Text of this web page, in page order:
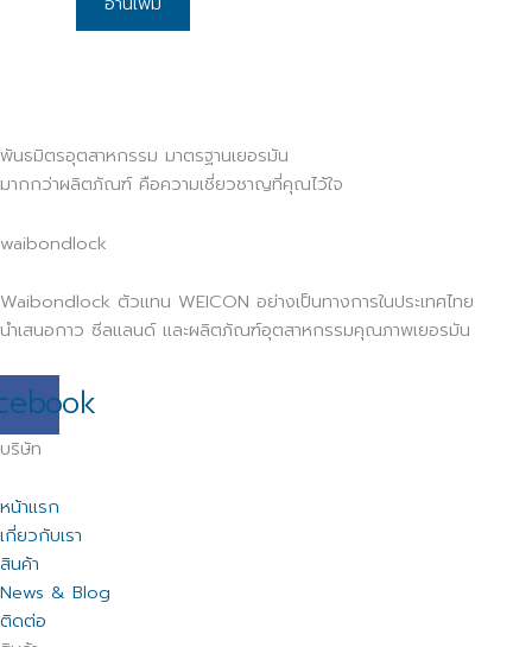
พันธมิตรอุตสาหกรรม มาตรฐานเยอรมัน
มากกว่าผลิตภัณฑ์ คือความเชี่ยวชาญที่คุณไว้ใจ
waibondlock
Waibondlock ตัวแทน WEICON อย่างเป็นทางการในประเทศไทย
นำเสนอกาว ซีลแลนด์ และผลิตภัณฑ์อุตสาหกรรมคุณภาพเยอรมัน
บริษัท
หน้าแรก
เกี่ยวกับเรา
สินค้า
News & Blog
ติดต่อ